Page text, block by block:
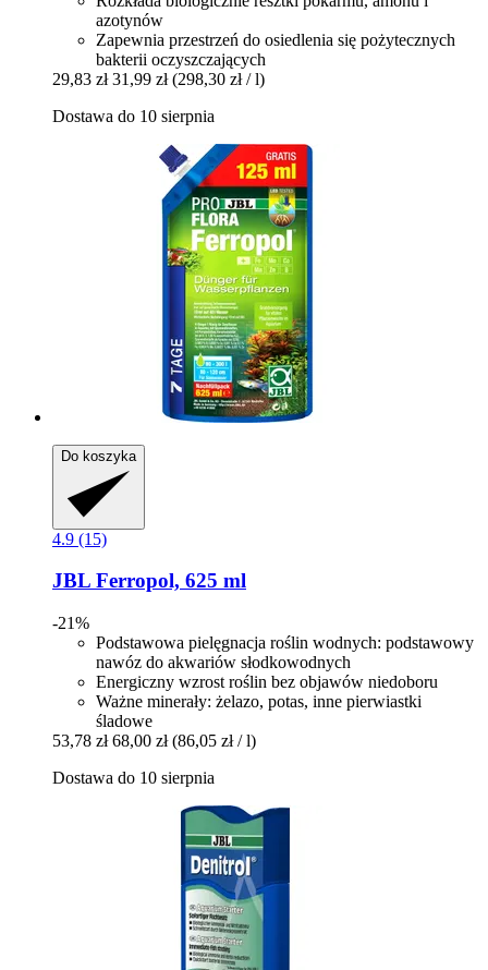
azotynów
Zapewnia przestrzeń do osiedlenia się pożytecznych
bakterii oczyszczających
29,83 zł 31,99 zł (298,30 zł / l)
Dostawa do 10 sierpnia
Do koszyka
4.9 (15)
JBL Ferropol, 625 ml
-21%
Podstawowa pielęgnacja roślin wodnych: podstawowy
nawóz do akwariów słodkowodnych
Energiczny wzrost roślin bez objawów niedoboru
Ważne minerały: żelazo, potas, inne pierwiastki
śladowe
53,78 zł 68,00 zł (86,05 zł / l)
Dostawa do 10 sierpnia